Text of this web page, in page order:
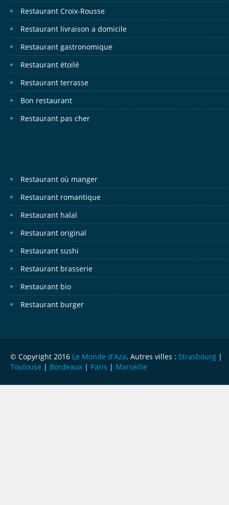
Restaurant Croix-Rousse
Restaurant livraison a domicile
Restaurant gastronomique
Restaurant étoilé
Restaurant terrasse
Bon restaurant
Restaurant pas cher
Restaurant où manger
Restaurant romantique
Restaurant halal
Restaurant original
Restaurant sushi
Restaurant brasserie
Restaurant bio
Restaurant burger
© Copyright 2016 Le Monde d'Aza. Autres villes : Strasbourg |
Toulouse | Bordeaux | Paris | Marseille